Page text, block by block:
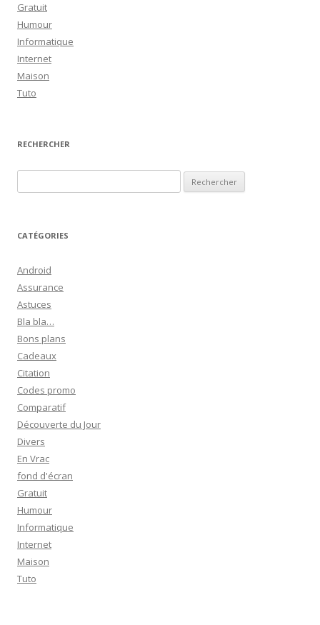
Gratuit
Humour
Informatique
Internet
Maison
Tuto
RECHERCHER
e
h
r
c
h
e
r
:
CATÉGORIES
Android
Assurance
Astuces
Bla bla…
Bons plans
Cadeaux
Citation
Codes promo
Comparatif
Découverte du Jour
Divers
En Vrac
fond d'écran
Gratuit
Humour
Informatique
Internet
Maison
Tuto